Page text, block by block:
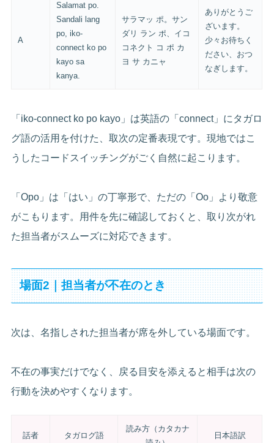
A
Salamat po.
Sandali lang
po, iko-
connect ko po
kayo sa
kanya.
サラマッ ポ。サン
ダリ ラン ポ、イコ
コネクト コ ポ カ
ヨ サ カニャ
ありがとうご
ざいます。
少々お待ちく
ださい、おつ
なぎします。
「iko-connect ko po kayo」は英語の「connect」にタガロ
グ語の活用を付けた、取次の定番表現です。現地ではこ
うしたコードスイッチングがごく自然に起こります。
「Opo」は「はい」の丁寧形で、ただの「Oo」より敬意
がこもります。用件を先に確認しておくと、取り次がれ
た担当者がスムーズに対応できます。
場面2｜担当者が不在のとき
次は、名指しされた担当者が席を外している場面です。
不在の事実だけでなく、戻る目安を添えると相手は次の
行動を決めやすくなります。
話者 タガログ語
読み方（カタカナ
日本語訳